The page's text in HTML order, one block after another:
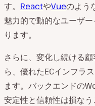
す。 ReactやVueのよう
魅力的で動的なユーザ
ります。
さらに、変化し続ける
ら、優れたECインフラ
ます。バックエンドの
安定性と信頼性は損な